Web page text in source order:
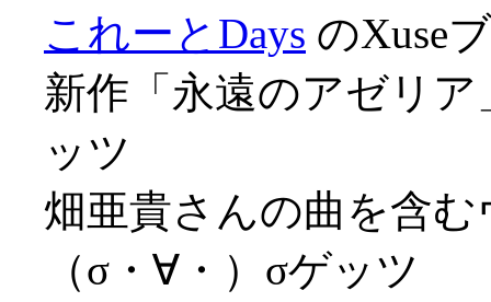
これーとDays のXuse
新作「永遠のアゼリ
ッツ
畑亜貴さんの曲を含
（σ・∀・）σゲッツ